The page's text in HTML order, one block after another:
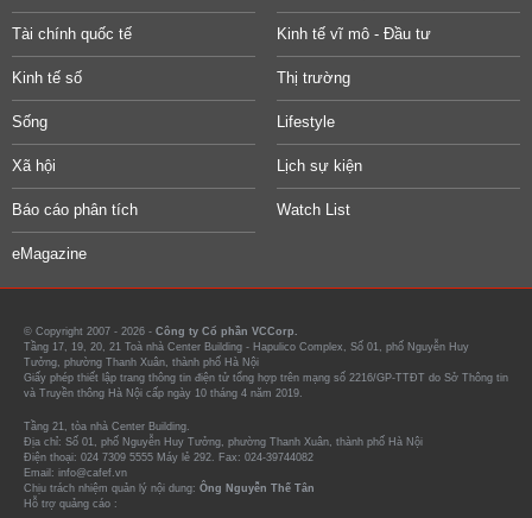
Tài chính quốc tế Kinh tế vĩ mô - Đầu tư
Kinh tế số Thị trường
Sống Lifestyle
Xã hội Lịch sự kiện
Báo cáo phân tích Watch List
eMagazine
© Copyright 2007 - 2026 - Công ty Cổ phần VCCorp.
Tầng 17, 19, 20, 21 Toà nhà Center Building - Hapulico Complex, Số 01, phố Nguyễn Huy
Tưởng, phường Thanh Xuân, thành phố Hà Nội
Giấy phép thiết lập trang thông tin điện tử tổng hợp trên mạng số 2216/GP-TTĐT do Sở Thông tin
và Truyền thông Hà Nội cấp ngày 10 tháng 4 năm 2019.
Tầng 21, tòa nhà Center Building.
Địa chỉ: Số 01, phố Nguyễn Huy Tưởng, phường Thanh Xuân, thành phố Hà Nội
Điện thoại: 024 7309 5555 Máy lẻ 292. Fax: 024-39744082
Email: info@cafef.vn
Chịu trách nhiệm quản lý nội dung: Ông Nguyễn Thế Tân
Hỗ trợ quảng cáo :